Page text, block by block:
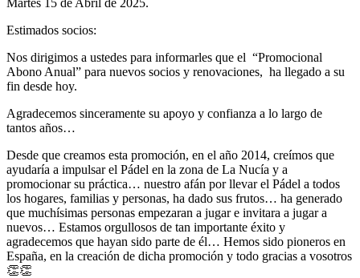
Martes 15 de Abril de 2025.
Estimados socios:
Nos dirigimos a ustedes para informarles que el “Promocional
Abono Anual” para nuevos socios y renovaciones, ha llegado a su
fin desde hoy.
Agradecemos sinceramente su apoyo y confianza a lo largo de
tantos años…
Desde que creamos esta promoción, en el año 2014, creímos que
ayudaría a impulsar el Pádel en la zona de La Nucía y a
promocionar su práctica… nuestro afán por llevar el Pádel a todos
los hogares, familias y personas, ha dado sus frutos… ha generado
que muchísimas personas empezaran a jugar e invitara a jugar a
nuevos… Estamos orgullosos de tan importante éxito y
agradecemos que hayan sido parte de él… Hemos sido pioneros en
España, en la creación de dicha promoción y todo gracias a vosotros
👏👏